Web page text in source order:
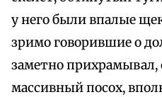
у него были впалые
зримо говорившие о
заметно прихрамывал,
массивный посох,